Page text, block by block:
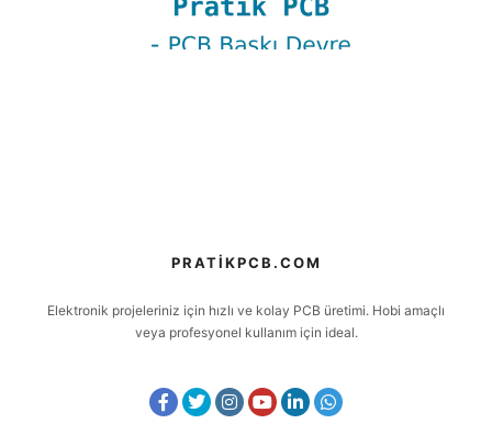
PRATIKPCB.COM
Elektronik projeleriniz için hızlı ve kolay PCB üretimi. Hobi amaçlı
veya profesyonel kullanım için ideal.